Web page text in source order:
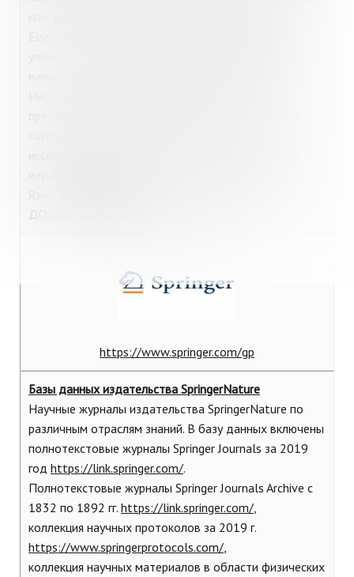
https://www.springer.com/gp
Базы данных издательства SpringerNature
Научные журналы издательства SpringerNature по
различным отраслям знаний. В базу данных включены
полнотекстовые журналы Springer Journals за 2019
год https://link.springer.com/.
Полнотекстовые журналы Springer Journals Archive с
1832 по 1892 гг. https://link.springer.com/,
коллекция научных протоколов за 2019 г.
https://www.springerprotocols.com/,
коллекция научных материалов в области физических